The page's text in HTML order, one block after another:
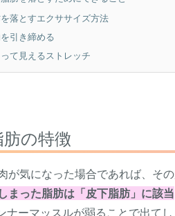
落とすエクササイズ方法
引き締める
て見えるストレッチ
の特徴
が気になった場合であれば、そ
まった脂肪は「皮下脂肪」に該当
ナーマッスルが弱ることで出て